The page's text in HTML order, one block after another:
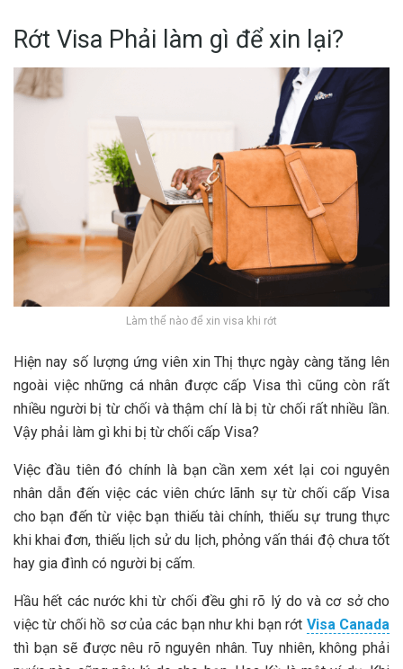
Rớt Visa Phải làm gì để xin lại?
Làm thế nào để xin visa khi rớt
Hiện nay số lượng ứng viên xin Thị thực ngày càng tăng lên
ngoài việc những cá nhân được cấp Visa thì cũng còn rất
nhiều người bị từ chối và thậm chí là bị từ chối rất nhiều lần.
Vậy phải làm gì khi bị từ chối cấp Visa?
Việc đầu tiên đó chính là bạn cần xem xét lại coi nguyên
nhân dẫn đến việc các viên chức lãnh sự từ chối cấp Visa
cho bạn đến từ việc bạn thiếu tài chính, thiếu sự trung thực
khi khai đơn, thiếu lịch sử du lịch, phỏng vấn thái độ chưa tốt
hay gia đình có người bị cấm.
Hầu hết các nước khi từ chối đều ghi rõ lý do và cơ sở cho
việc từ chối hồ sơ của các bạn như khi bạn rớt Visa Canada
thì bạn sẽ được nêu rõ nguyên nhân. Tuy nhiên, không phải